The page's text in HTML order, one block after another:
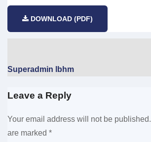
DOWNLOAD (PDF)
Superadmin lbhm
Leave a Reply
Your email address will not be published.
are marked *